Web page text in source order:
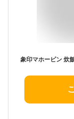
象印マホービン 炊